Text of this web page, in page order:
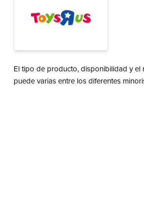
El tipo de producto, disponibilidad y el
puede varias entre los diferentes